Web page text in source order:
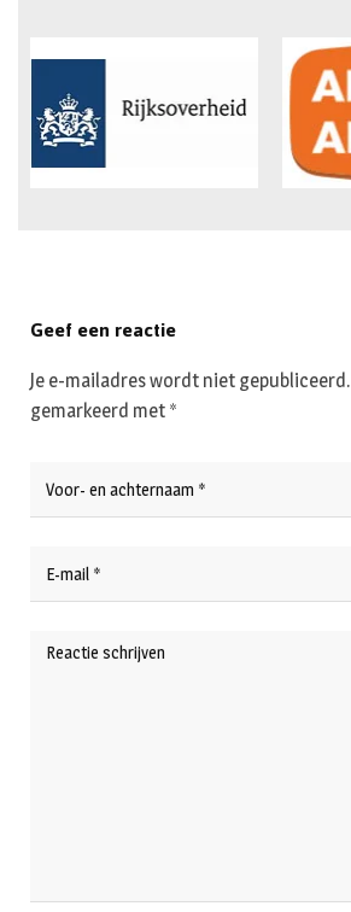
Geef een reactie
Je e-mailadres wordt niet gepubliceerd.
gemarkeerd met *